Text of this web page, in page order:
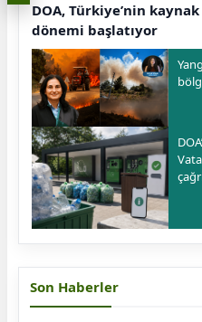
DOA, Türkiye’nin
dönemi başlatıyor
Son Haberler